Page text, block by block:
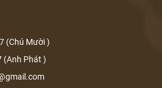
(Chú Mười )
(Anh Phát )